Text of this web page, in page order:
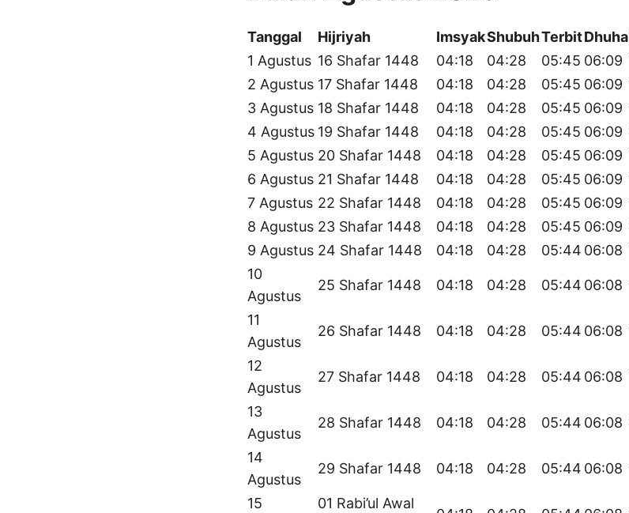
Tanggal Hijriyah ImsyakShubuhTerbitDhuha
1 Agustus 16 Shafar 1448 04:18 04:28 05:45 06:09
2 Agustus 17 Shafar 1448 04:18 04:28 05:45 06:09
3 Agustus 18 Shafar 1448 04:18 04:28 05:45 06:09
4 Agustus 19 Shafar 1448 04:18 04:28 05:45 06:09
5 Agustus 20 Shafar 1448 04:18 04:28 05:45 06:09
6 Agustus 21 Shafar 1448 04:18 04:28 05:45 06:09
7 Agustus 22 Shafar 1448 04:18 04:28 05:45 06:09
8 Agustus 23 Shafar 1448 04:18 04:28 05:45 06:09
9 Agustus 24 Shafar 1448 04:18 04:28 05:44 06:08
10
Agustus
25 Shafar 1448 04:18 04:28 05:44 06:08
11
Agustus
26 Shafar 1448 04:18 04:28 05:44 06:08
12
Agustus
27 Shafar 1448 04:18 04:28 05:44 06:08
13
Agustus
28 Shafar 1448 04:18 04:28 05:44 06:08
14
Agustus
29 Shafar 1448 04:18 04:28 05:44 06:08
15
01 Rabi’ul Awal